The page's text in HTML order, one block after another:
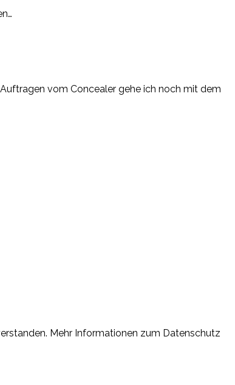
vom Concealer gehe ich noch mit dem
Mehr Informationen zum Datenschutz